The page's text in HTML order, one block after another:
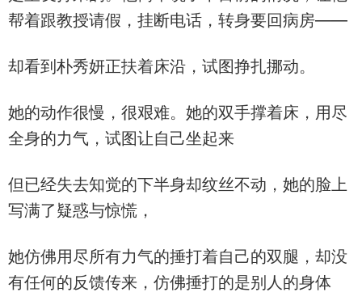
帮着跟教授请假，挂断电话，转身要回病房——
却看到朴秀妍正扶着床沿，试图挣扎挪动。
她的动作很慢，很艰难。她的双手撑着床，用尽
全身的力气，试图让自己坐起来
但已经失去知觉的下半身却纹丝不动，她的脸上
写满了疑惑与惊慌，
她仿佛用尽所有力气的捶打着自己的双腿，却没
有任何的反馈传来，仿佛捶打的是别人的身体